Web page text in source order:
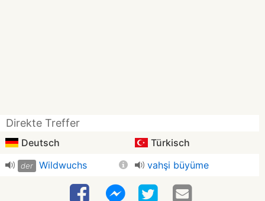
Direkte Treffer
Deutsch Türkisch
der Wildwuchs vahşi büyüme